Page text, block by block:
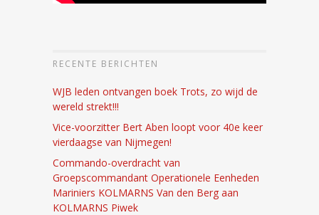
RECENTE BERICHTEN
WJB leden ontvangen boek Trots, zo wijd de
wereld strekt!!!
Vice-voorzitter Bert Aben loopt voor 40e keer
vierdaagse van Nijmegen!
Commando-overdracht van
Groepscommandant Operationele Eenheden
Mariniers KOLMARNS Van den Berg aan
KOLMARNS Piwek